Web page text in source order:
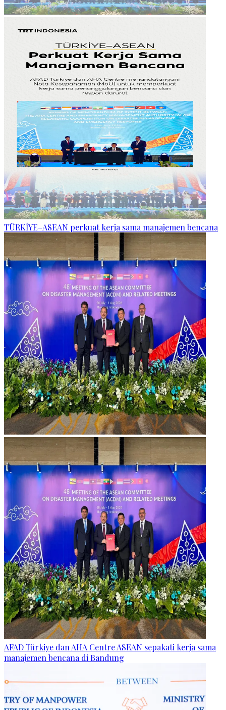
TÜRKİYE–ASEAN perkuat kerja sama manajemen bencana
AFAD Türkiye dan AHA Centre ASEAN sepakati kerja sama
manajemen bencana di Bandung